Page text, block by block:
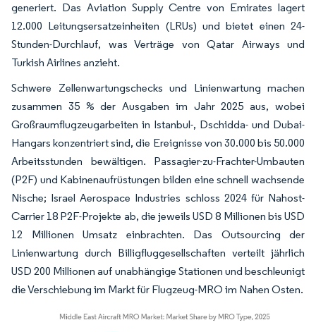
generiert. Das Aviation Supply Centre von Emirates lagert
12.000 Leitungsersatzeinheiten (LRUs) und bietet einen 24-
Stunden-Durchlauf, was Verträge von Qatar Airways und
Turkish Airlines anzieht.
Schwere Zellenwartungschecks und Linienwartung machen
zusammen 35 % der Ausgaben im Jahr 2025 aus, wobei
Großraumflugzeugarbeiten in Istanbul-, Dschidda- und Dubai-
Hangars konzentriert sind, die Ereignisse von 30.000 bis 50.000
Arbeitsstunden bewältigen. Passagier-zu-Frachter-Umbauten
(P2F) und Kabinenaufrüstungen bilden eine schnell wachsende
Nische; Israel Aerospace Industries schloss 2024 für Nahost-
Carrier 18 P2F-Projekte ab, die jeweils USD 8 Millionen bis USD
12 Millionen Umsatz einbrachten. Das Outsourcing der
Linienwartung durch Billigfluggesellschaften verteilt jährlich
USD 200 Millionen auf unabhängige Stationen und beschleunigt
die Verschiebung im Markt für Flugzeug-MRO im Nahen Osten.